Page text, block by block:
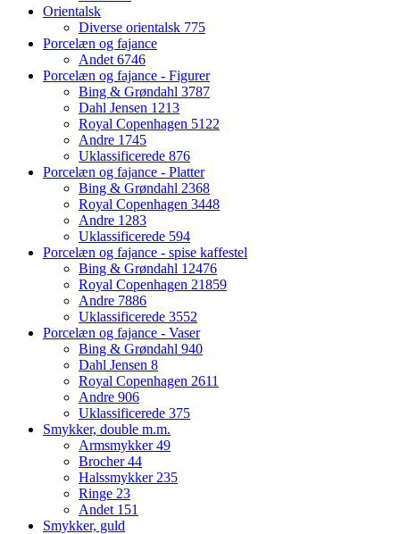
Orientalsk
Diverse orientalsk 775
Porcelæn og fajance
Andet6746
Porcelæn og fajance - Figurer
Bing & Grøndahl 3787
Dahl Jensen 1213
Royal Copenhagen 5122
Andre 1745
Uklassificerede 876
Porcelæn og fajance - Platter
Bing & Grøndahl 2368
Royal Copenhagen 3448
Andre 1283
Uklassificerede 594
Porcelæn og fajance - spise kaffestel
Bing & Grøndahl 12476
Royal Copenhagen 21859
Andre 7886
Uklassificerede 3552
Porcelæn og fajance - Vaser
Bing & Grøndahl 940
Dahl Jensen 8
Royal Copenhagen 2611
Andre 906
Uklassificerede 375
Smykker, double m.m.
Armsmykker49
Brocher44
Halssmykker235
Ringe 23
Andet 151
Smykker, guld